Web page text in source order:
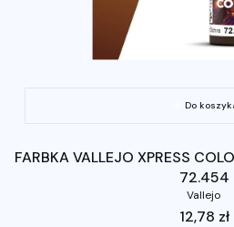
Do
FARBKA VALLEJO XPRESS
72.454
Vallejo
Cena
12,78 zł